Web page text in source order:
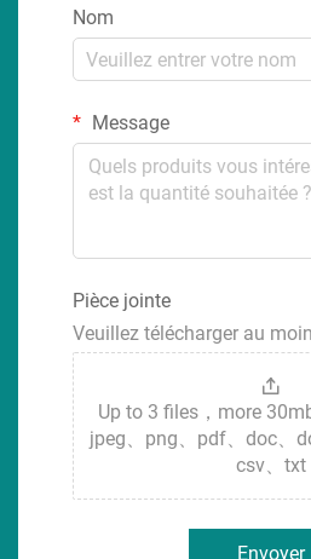
Nom
Message
Pièce jointe
Veuillez télécharger au
Up to 3 files，more
jpeg、png、pdf、doc、
csv、txt
Envoyer